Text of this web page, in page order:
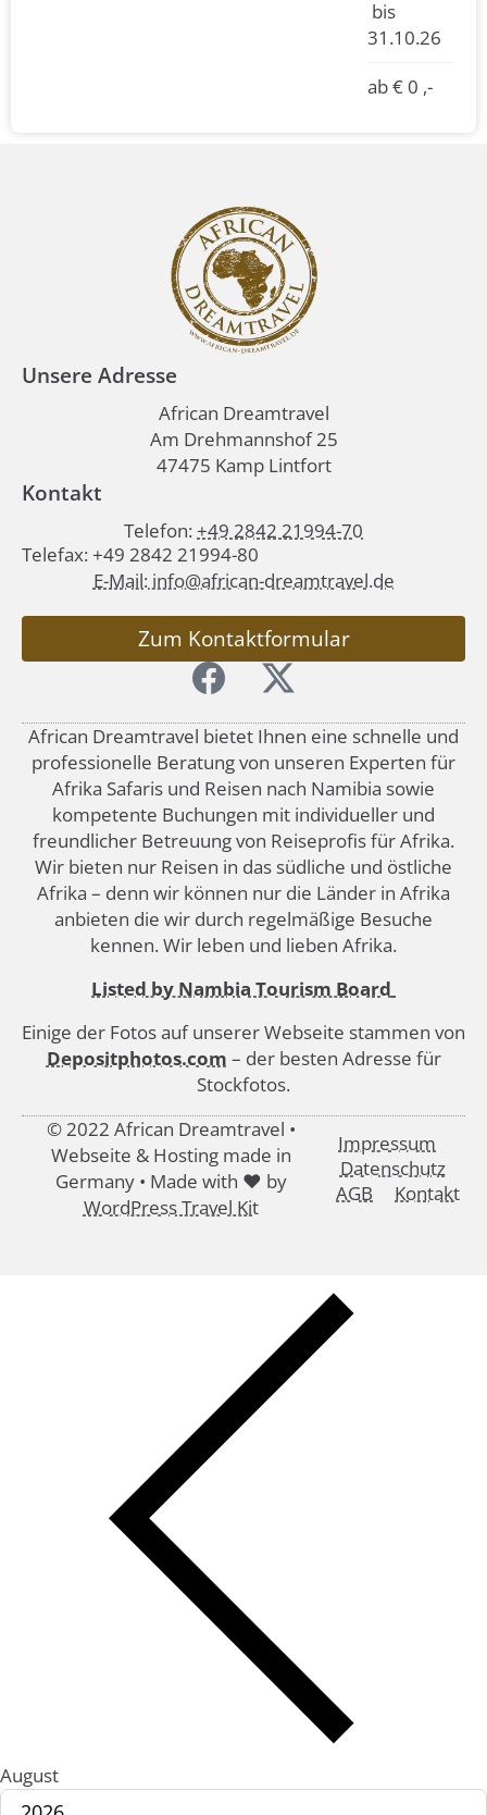
bis
31.10.26
ab € 0 ,-
Unsere Adresse
African Dreamtravel
Am Drehmannshof 25
47475 Kamp Lintfort
Kontakt
Telefon: +49 2842 21994-70
Telefax: +49 2842 21994-80
E-Mail: info@african-dreamtravel.de
Zum Kontaktformular
African Dreamtravel bietet Ihnen eine schnelle und
professionelle Beratung von unseren Experten für
Afrika Safaris und Reisen nach Namibia sowie
kompetente Buchungen mit individueller und
freundlicher Betreuung von Reiseprofis für Afrika.
Wir bieten nur Reisen in das südliche und östliche
Afrika – denn wir können nur die Länder in Afrika
anbieten die wir durch regelmäßige Besuche
kennen. Wir leben und lieben Afrika.
Listed by Nambia Tourism Board
Einige der Fotos auf unserer Webseite stammen von
Depositphotos.com – der besten Adresse für
Stockfotos.
© 2022 African Dreamtravel •
Webseite & Hosting made in
Germany • Made with ♥ by
WordPress Travel Kit
Impressum
Datenschutz
AGB
Kontakt
August